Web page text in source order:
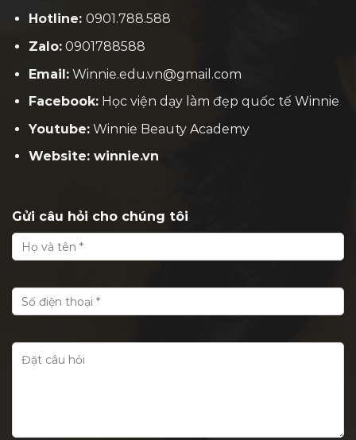
Hotline: 0901.788.588
Zalo:0901788588
Email:Winnie.edu.vn@gmail.com
Facebook:Học viện dạy làm đẹp quốc tế Winnie
Youtube:Winnie Beauty Academy
Website: winnie.vn
Gửi câu hỏi cho chúng tôi